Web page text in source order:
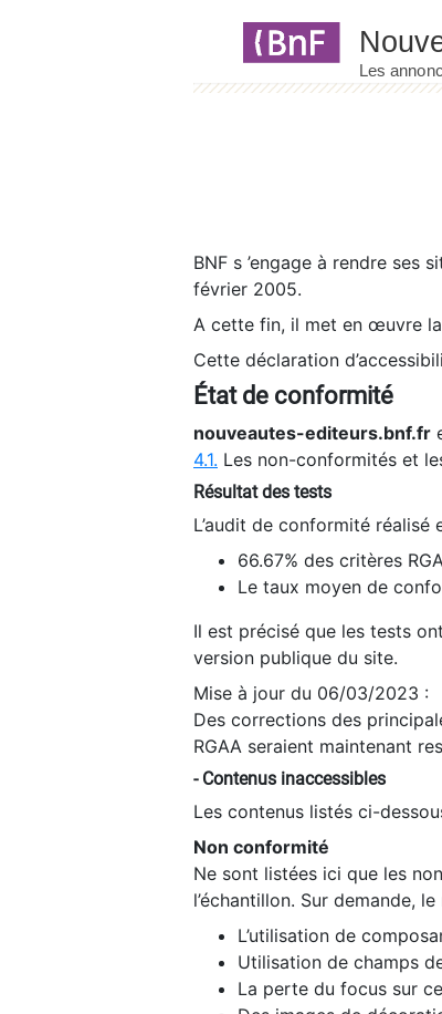
BNF s ’engage à rendre ses
février 2005.
A cette fin, il met en œuvre
Cette déclaration
État de conformité
nouveautes-editeurs.bnf.fr
4.1. Les non-conformités et
Résultat des tests
L’audit de conformité
66.67% des critères
Le taux moyen de
Il est précisé que les tests
version publique du site.
Mise à jour du 06/03/2023 :
Des corrections des
RGAA seraient maintenant
- Contenus inaccessibles
Les contenus listés ci-
Non conformité
Ne sont listées ici que les
l’échantillon. Sur demande,
L’utilisation de
Utilisation de champs
La perte du focus sur